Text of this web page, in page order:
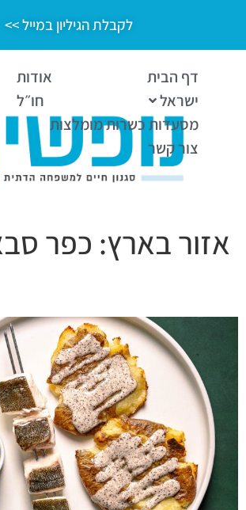
לקבלת הגיליון במייל >>
דף הבית
אודות
ישראל
חו״ל
מסעדות כשרות מומלצות
צור קשר
אזור בארץ: כפר